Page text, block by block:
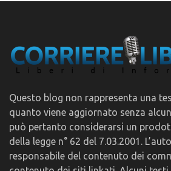
Questo blog non rappresenta una
quanto viene aggiornato senza
può pertanto considerarsi un
della legge n° 62 del 7.03.2001.
responsabile del contenuto dei